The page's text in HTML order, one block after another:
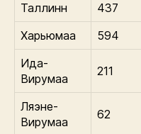
Таллинн
437
Харьюмаа
594
Ида-
Вирумаа
211
Ляэне-
Вирумаа
62